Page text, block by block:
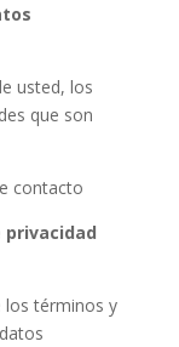
usted, los
que son
contacto
privacidad
los términos y